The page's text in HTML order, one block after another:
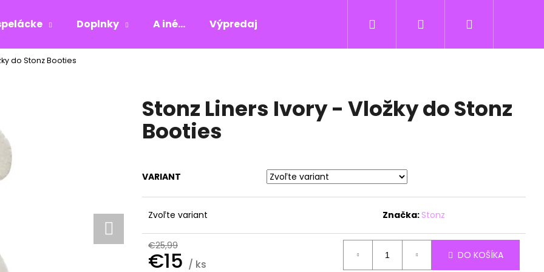
Doplnky A iné... Výpredaj Hľadať Prihlásenie
do Stonz Booties
Stonz Liners Ivory - Vložky do Stonz
Booties
VARIANT
Zvoľte variant Značka: Stonz
€25,99
€15 / ks
DO KOŠÍKA
Čo potrebujete nájsť?
HĽADAŤ